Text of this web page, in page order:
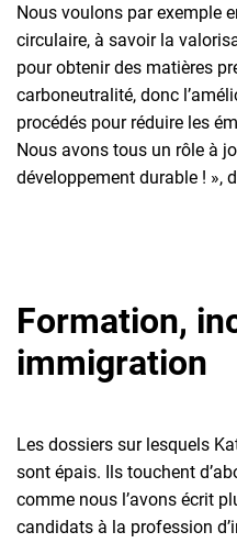
Nous voulons par exemple
circulaire, à savoir la
pour obtenir des matières
carboneutralité, donc
procédés pour réduire les
Nous avons tous un rôle à
développement durable ! »,
Formation,
immigration
Les dossiers sur lesquels
sont épais. Ils touchent
comme nous l’avons écrit
candidats à la profession